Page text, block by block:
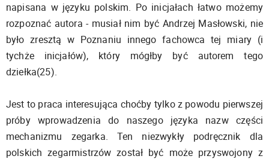
napisana w języku polskim. Po inicjałach łatwo możemy
rozpoznać autora - musiał nim być Andrzej Masłowski, nie
było zresztą w Poznaniu innego fachowca tej miary (i
tychże inicjałów), który mógłby być autorem tego
dziełka(25).
Jest to praca interesująca choćby tylko z powodu pierwszej
próby wprowadzenia do naszego języka nazw części
mechanizmu zegarka. Ten niezwykły podręcznik dla
polskich zegarmistrzów został być może przyswojony z